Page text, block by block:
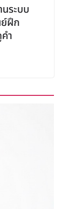
ระบบ
ย์ฝึก
ำ